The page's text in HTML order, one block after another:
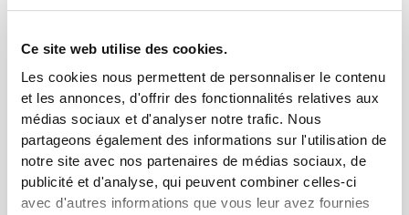
Ce site web utilise des cookies.
Les cookies nous permettent de personnaliser le contenu
et les annonces, d'offrir des fonctionnalités relatives aux
médias sociaux et d'analyser notre trafic. Nous
partageons également des informations sur l'utilisation de
notre site avec nos partenaires de médias sociaux, de
publicité et d'analyse, qui peuvent combiner celles-ci
avec d'autres informations que vous leur avez fournies
telle est la devise.